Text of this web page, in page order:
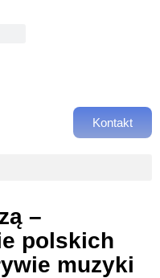
Kontakt
–
polskich
muzyki